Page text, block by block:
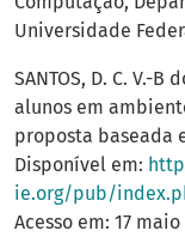
Universidade
SANTOS, D. C. V.-B
alunos em
proposta baseada
Disponível em:
ie.org/pub/
Acesso em: 17 maio